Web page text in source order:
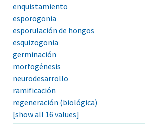
enquistamiento
esporogonia
esporulación de hongos
esquizogonia
germinación
morfogénesis
neurodesarrollo
ramificación
regeneración (biológica)
[show all 16 values]